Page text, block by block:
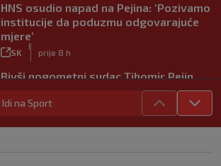
HNS osudio napad na Pejina: ‘Pozivamo
institucije da poduzmu odgovarajuće
mjere’
SK prije 8 h
Bivši nogometni sudac Tihomir Pejin
pretučen u Osijeku, policija istražuje
brutalni napad
Idi na Sport